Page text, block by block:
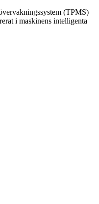
(TPMS)
i maskinens intelligenta